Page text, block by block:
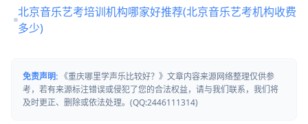
北京音乐艺考培训机构哪家好推荐(北京音乐艺考机构收费
多少)
免责声明: 《重庆哪里学声乐比较好？》文章内容来源网络整理仅供参
考，若有来源标注错误或侵犯了您的合法权益，请与我们联系，我们将
及时更正、删除或依法处理。(QQ:2446111314)